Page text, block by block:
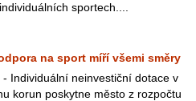
sportech....
na sport míří všemi směry
- Individuální neinvestiční dotace v
korun poskytne město z rozpočtu